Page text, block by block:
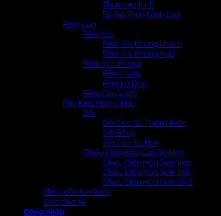
Thun siêu lạnh
Bộ Ga Thun Lạnh Lụa
Rèm Cửa
Rèm Vải
Rèm Vải Phòng khách
Rèm Vải Phòng Ngủ
Rèm Văn Phòng
Rèm Cuốn
Rèm Lá Dọc
Rèm Cầu Vồng
Phụ Kiện Phòng Ngủ
Gối
Gối Cao Su Thiên Nhiên
Gối Bông
Gối Cao Su Non
Chiếu Điều Hòa Cao Su Non
Chiếu Điều Hòa Size 1m6
Chiếu Điều Hòa Size 1m8
Chiếu Điều Hòa Size 2m2
Theo dõi đơn hàng
Góc chia sẻ
Đăng nhập